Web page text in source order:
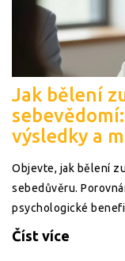
Jak bělení
výsledky a
Objevte, jak bělení
sebedůvěru.
psychologické
Číst více